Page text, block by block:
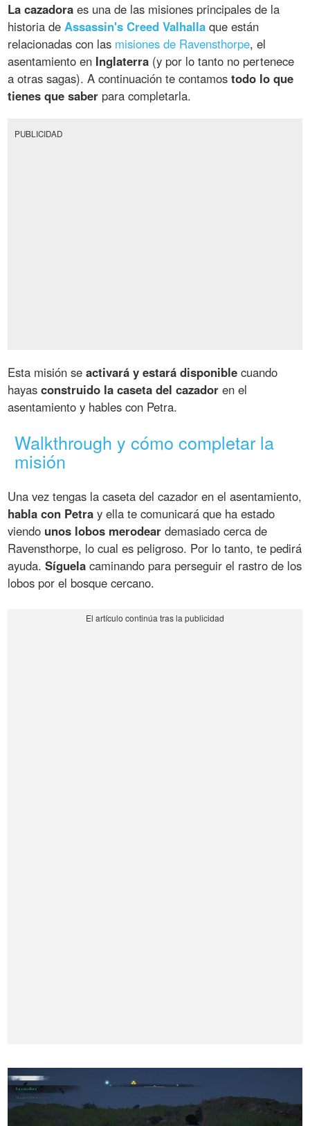
La cazadora es una de las misiones principales de la
historia deAssassin's Creed Valhalla que están
relacionadas con las misiones de Ravensthorpe, el
asentamiento en Inglaterra (y por lo tanto no pertenece
a otras sagas). A continuación te contamostodo lo que
tienes que saber para completarla.
PUBLICIDAD
Esta misión seactivará y estará disponible cuando
hayasconstruido la caseta del cazador en el
asentamiento y hables con Petra.
Walkthrough y cómo completar la
misión
Una vez tengas la caseta del cazador en el asentamiento,
habla con Petra y ella te comunicará que ha estado
viendo unos lobos merodear demasiado cerca de
Ravensthorpe, lo cual es peligroso. Por lo tanto, te pedirá
ayuda.Síguela caminando para perseguir el rastro de los
lobos por el bosque cercano.